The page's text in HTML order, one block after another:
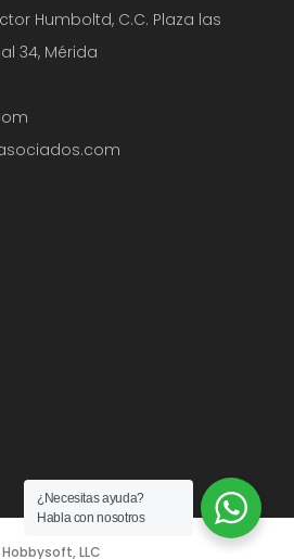
Humboltd, C.C. Plaza las
34, Mérida
Hobbysoft, LLC
¿Necesitas ayuda?
Habla con nosotros